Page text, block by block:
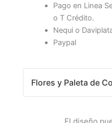
Pago en Linea
o T Crédito.
Nequi o
Paypal
Flores y Paleta de